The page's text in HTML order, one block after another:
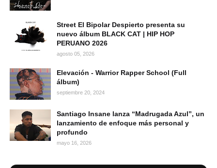
Street El Bipolar Despierto presenta su
nuevo álbum BLACK CAT | HIP HOP
PERUANO 2026
agosto 05, 2026
Elevación - Warrior Rapper School (Full
álbum)
septiembre 20, 2024
Santiago Insane lanza “Madrugada Azul”, un
lanzamiento de enfoque más personal y
profundo
mayo 16, 2026